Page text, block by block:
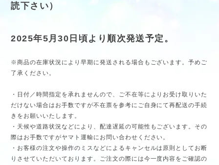
読下さい）
2025年5月30日頃より順次発送予定。
※商品の在庫状況により早期に発送される場合もございます。予めご
了承ください。
・日付／時間指定を承れませんので、ご不在等によりお受け取りいた
だけない場合はお手数ですが不在票を参考にご自身にて再配送の手続
きをお願いいたします。
・天候や道路状況などにより、配達遅延の可能性もございます。その
際はお手数ですがヤマト運輸にお問い合わせください。
・お客様の注文や操作のミスなどによるキャンセルは原則としてお断
りさせていただいております。ご注文の際には今一度内容をご確認の